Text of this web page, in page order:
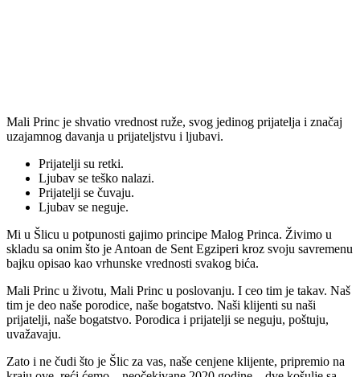
Mali Princ je shvatio vrednost ruže, svog jedinog prijatelja i značaj
uzajamnog davanja u prijateljstvu i ljubavi.
Prijatelji su retki.
Ljubav se teško nalazi.
Prijatelji se čuvaju.
Ljubav se neguje.
Mi u Šlicu u potpunosti gajimo principe Malog Princa. Živimo u
skladu sa onim što je Antoan de Sent Egziperi kroz svoju savremenu
bajku opisao kao vrhunske vrednosti svakog bića.
Mali Princ u životu, Mali Princ u poslovanju. I ceo tim je takav. Naš
tim je deo naše porodice, naše bogatstvo. Naši klijenti su naši
prijatelji, naše bogatstvo. Porodica i prijatelji se neguju, poštuju,
uvažavaju.
Zato i ne čudi što je Šlic za vas, naše cenjene klijente, pripremio na